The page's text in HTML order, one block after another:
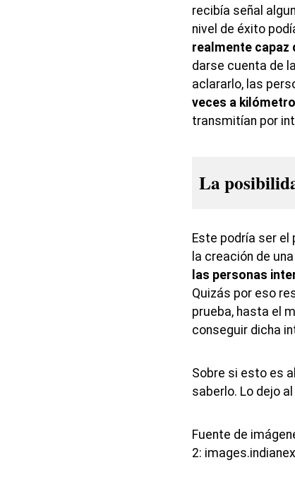
recibía señal
nivel de éxito
realmente capaz
darse cuenta de
aclararlo, las
veces a
transmitían por
La
Este podría ser el
la creación de
las personas
Quizás por eso
prueba, hasta el
conseguir dicha
Sobre si esto es
saberlo. Lo dejo
Fuente de
2: